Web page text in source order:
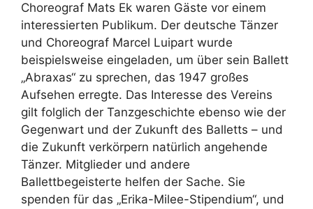
Choreograf Mats Ek waren Gäste vor einem
interessierten Publikum. Der deutsche Tänzer
und Choreograf Marcel Luipart wurde
beispielsweise eingeladen, um über sein Ballett
„Abraxas“ zu sprechen, das 1947 großes
Aufsehen erregte. Das Interesse des Vereins
gilt folglich der Tanzgeschichte ebenso wie der
Gegenwart und der Zukunft des Balletts – und
die Zukunft verkörpern natürlich angehende
Tänzer. Mitglieder und andere
Ballettbegeisterte helfen der Sache. Sie
spenden für das „Erika-Milee-Stipendium“, und